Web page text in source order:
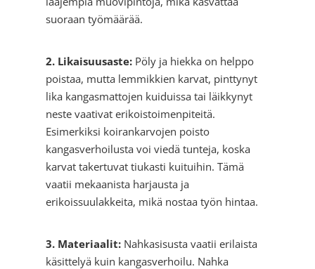
suoraan työmäärää.
2. Likaisuusaste:Pöly ja hiekka on helppo
poistaa, mutta lemmikkien karvat, pinttynyt
lika kangasmattojen kuiduissa tai läikkynyt
neste vaativat erikoistoimenpiteitä.
Esimerkiksi koirankarvojen poisto
kangasverhoilusta voi viedä tunteja, koska
karvat takertuvat tiukasti kuituihin. Tämä
vaatii mekaanista harjausta ja
erikoissuulakkeita, mikä nostaa työn hintaa.
3. Materiaalit:Nahkasisusta vaatii erilaista
käsittelyä kuin kangasverhoilu. Nahka